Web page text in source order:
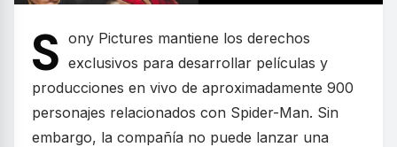
S ony Pictures mantiene los derechos
exclusivos para desarrollar películas y
producciones en vivo de aproximadamente 900
personajes relacionados con Spider-Man. Sin
embargo, la compañía no puede lanzar una